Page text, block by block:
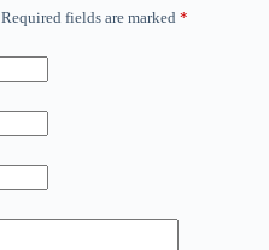
Required fields are marked *